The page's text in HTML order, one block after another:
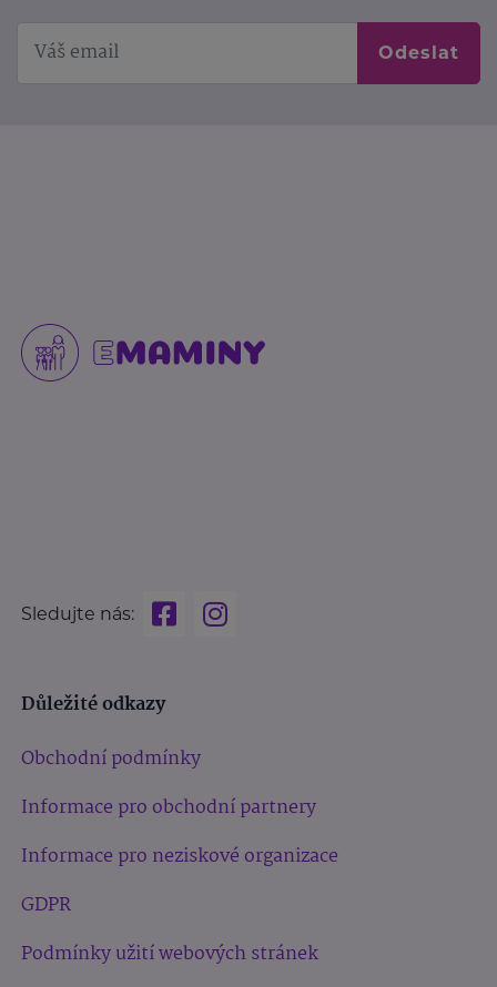
Odeslat
Sledujte nás:
Důležité odkazy
Obchodní podmínky
Informace pro obchodní partnery
Informace pro neziskové organizace
GDPR
Podmínky užití webových stránek